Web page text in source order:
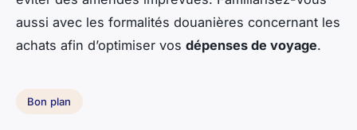
aussi avec les formalités douanières concernant les
achats afin d’optimiser vos dépenses de voyage.
Bon plan